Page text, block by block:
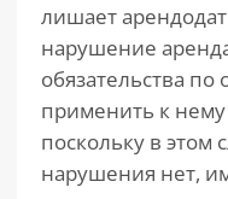
лишает
нарушение
обязательства по
применить к
поскольку в этом
нарушения нет,